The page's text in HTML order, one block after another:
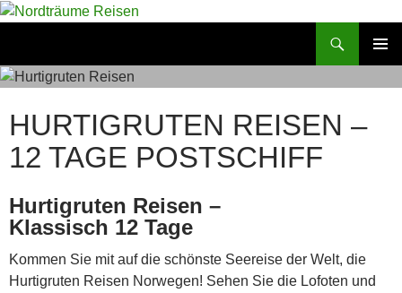
Zum
HURTIGRUTEN REISEN –
12 TAGE POSTSCHIFF
Hurtigruten Reisen –
Klassisch 12 Tage
Kommen Sie mit auf die schönste Seereise der Welt, die
Hurtigruten Reisen Norwegen! Sehen Sie die Lofoten und